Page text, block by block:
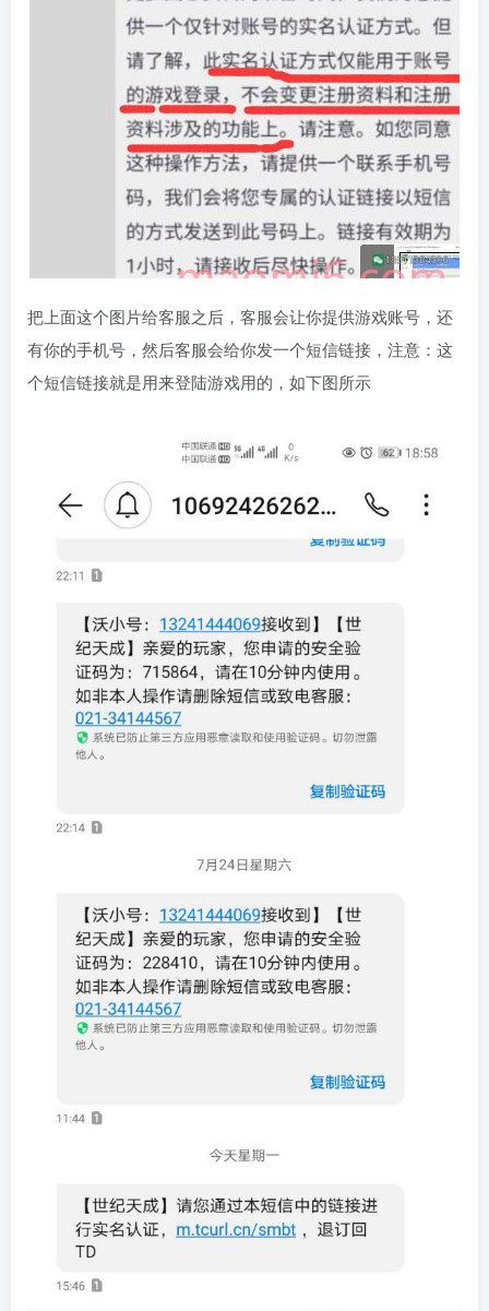
把上面这个图片给客服之后，客服会让你提供游戏账号，还
有你的手机号，然后客服会给你发一个短信链接，注意：这
个短信链接就是用来登陆游戏用的，如下图所示